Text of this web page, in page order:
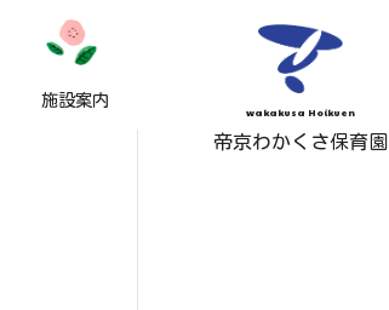
施設案内
wakakusa Hoikuen
帝京わかくさ保育園